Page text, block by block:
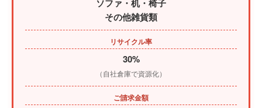
ソファ・机・椅子
その他雑貨類
リサイクル率
30%
（自社倉庫で資源化）
ご請求金額